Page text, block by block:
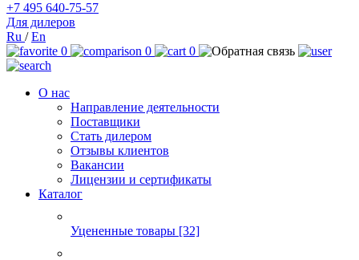
+7 495 640-75-57
Для дилеров
Ru /En
0
0 0
О нас
Направление деятельности
Поставщики
Стать дилером
Отзывы клиентов
Вакансии
Лицензии и сертификаты
Каталог
Уцененные товары [32]